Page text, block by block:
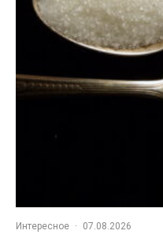
Интересное · 07.08.2026